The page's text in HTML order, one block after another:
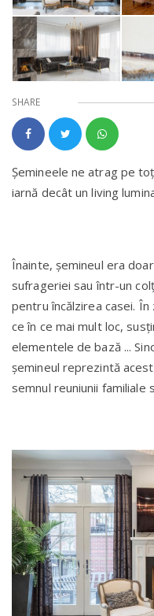
SHARE
Șemineele ne atrag pe
iarnă decât un living
Înainte, șemineul era
sufrageriei sau într-un
pentru încălzirea casei.
ce în ce mai mult loc,
elementele de bază ...
șemineul reprezintă
semnul reuniunii familiale